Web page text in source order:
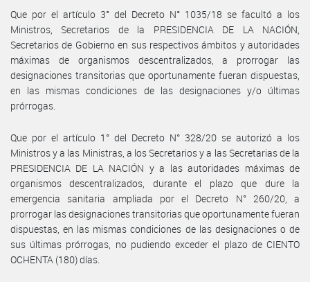
Que por el artículo 3° del Decreto N° 1035/18 se facultó a los
Ministros, Secretarios de la PRESIDENCIA DE LA NACIÓN,
Secretarios de Gobierno en sus respectivos ámbitos y autoridades
máximas de organismos descentralizados, a prorrogar las
designaciones transitorias que oportunamente fueran dispuestas,
en las mismas condiciones de las designaciones y/o últimas
prórrogas.
Que por el artículo 1° del Decreto N° 328/20 se autorizó a los
Ministros y a las Ministras, a los Secretarios y a las Secretarias de la
PRESIDENCIA DE LA NACIÓN y a las autoridades máximas de
organismos descentralizados, durante el plazo que dure la
emergencia sanitaria ampliada por el Decreto N° 260/20, a
prorrogar las designaciones transitorias que oportunamente fueran
dispuestas, en las mismas condiciones de las designaciones o de
sus últimas prórrogas, no pudiendo exceder el plazo de CIENTO
OCHENTA (180) días.